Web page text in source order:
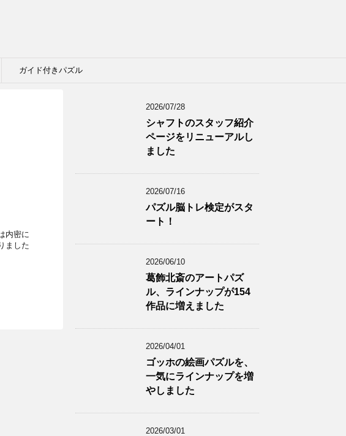
ガイド付きパズル
内密に
ました
2026/07/28
シャフトのスタッフ紹介
ページをリニューアルし
ました
2026/07/16
パズル脳トレ検定がスタ
ート！
2026/06/10
葛飾北斎のアートパズ
ル、ラインナップが154
作品に増えました
2026/04/01
ゴッホの絵画パズルを、
一気にラインナップを増
やしました
2026/03/01